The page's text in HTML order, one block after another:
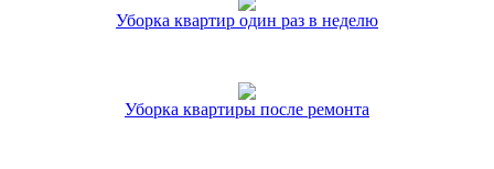
Уборка квартир один раз в неделю
Уборка квартиры после ремонта